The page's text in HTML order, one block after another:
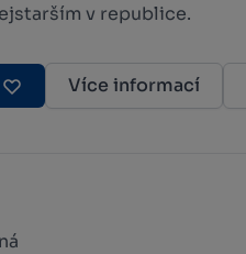
v republice.
Více informací